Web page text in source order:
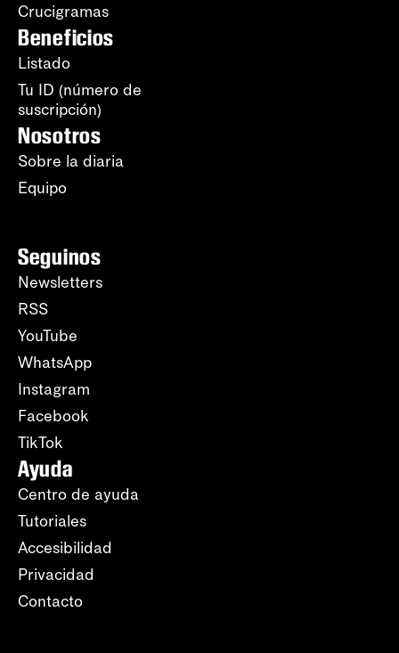
Crucigramas
Beneficios
Listado
Tu ID (número de
suscripción)
Nosotros
Sobre la diaria
Equipo
Seguinos
Newsletters
RSS
YouTube
WhatsApp
Instagram
Facebook
TikTok
Ayuda
Centro de ayuda
Tutoriales
Accesibilidad
Privacidad
Contacto